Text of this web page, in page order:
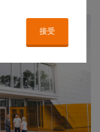
接受